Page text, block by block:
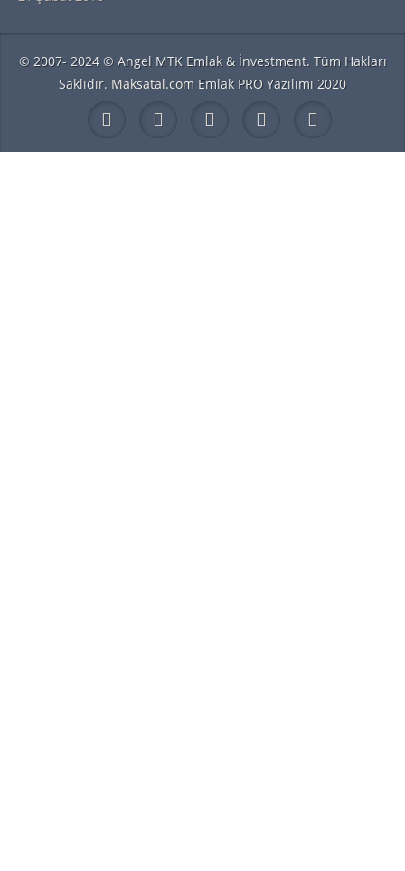
© 2007- 2024 © Angel MTK Emlak & İnvestment. Tüm Hakları
Saklıdır. Maksatal.com Emlak PRO Yazılımı 2020